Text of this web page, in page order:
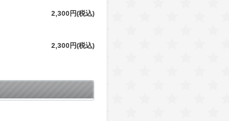
2,300円(税込)
2,300円(税込)